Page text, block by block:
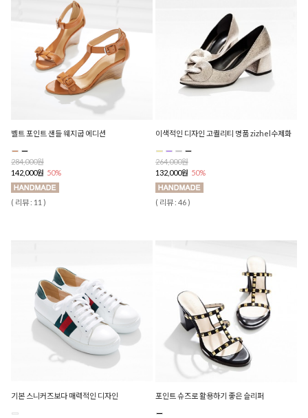
벨트 포인트 샌들 웨지굽 에디션
284,000원
142,000원 50%
( 리뷰 : 11 )
이색적인 디자인 고퀄리티 명품 zizhel수제화
264,000원
132,000원 50%
( 리뷰 : 46 )
기본 스니커즈보다 매력적인 디자인 포인트 슈즈로 활용하기 좋은 슬리퍼